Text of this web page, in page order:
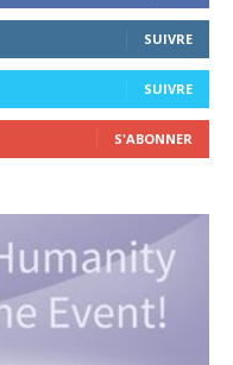
SUIVRE
SUIVRE
S'ABONNER